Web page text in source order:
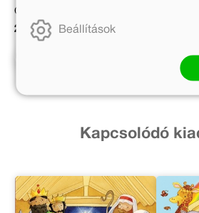
Online ár:
2 869 Ft
Kapcsolódó
Beállítások